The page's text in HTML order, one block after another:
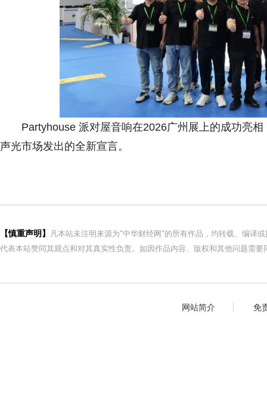
Partyhouse 派对屋音响在2026广州展上的成功亮
声光市场发出的全新宣言。
【慎重声明】
凡本站未注明来源为"中华财经网"的所有作品，均转载、编译
代表本站赞同其观点和对其真实性负责。如因作品内容、版权和其他问题需
网站简介 免